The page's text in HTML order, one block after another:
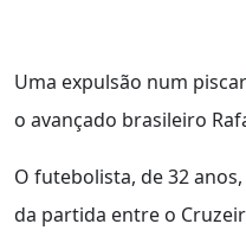
Uma expulsão num
o avançado brasileiro
O futebolista, de 32
da partida entre o